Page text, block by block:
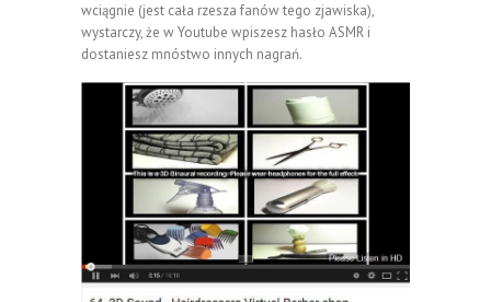
wciągnie (jest cała rzesza fanów tego zjawiska),
wystarczy, że w Youtube wpiszesz hasło ASMR i
dostaniesz mnóstwo innych nagrań.